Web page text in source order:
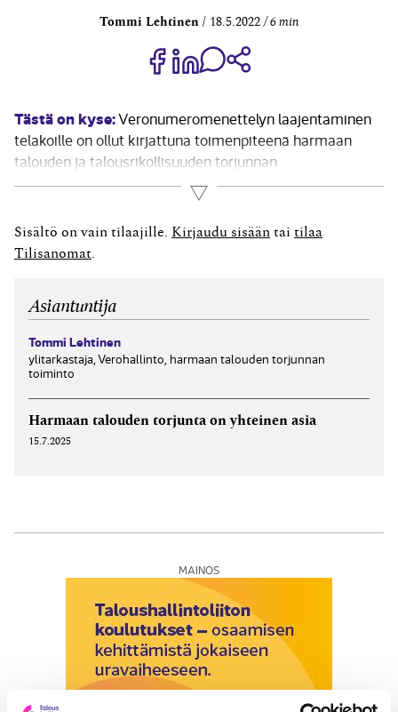
Tommi Lehtinen 18.5.2022 6 min
Jaa Share on Facebook
Jaa Share on LinkedIn
Jaa WhatsApp-viestinä
Tästä on kyse:Veronumeromenettelyn laajentaminen
telakoille on ollut kirjattuna toimenpiteenä harmaan
talouden ja talousrikollisuuden torjunnan
toimenpideohjelmassa vuosille 2020–2023. Lisäksi
veronumeromenettelyn laajentamista selvitettiin
vuosina 2018 ja 2019. Selvityksessä laivanrakennusalaa
pidettiin ainoana toimialana, jossa
rakennustyömaan välillä...
Lue lisää
Sisältö on vain tilaajille. Kirjaudu sisään tai tilaa
Tilisanomat
Asiantuntija
Tommi Lehtinen
ylitarkastaja, Verohallinto, harmaan talouden torjunnan
toiminto
Harmaan talouden torjunta on yhteinen asia
15.7.2025
MAINOS